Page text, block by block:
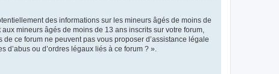
des informations sur les mineurs âgés de moins de
mineurs âgés de moins de 13 ans inscrits sur votre forum,
ce forum ne peuvent pas vous proposer d’assistance légale
ou d’ordres légaux liés à ce forum ? ».